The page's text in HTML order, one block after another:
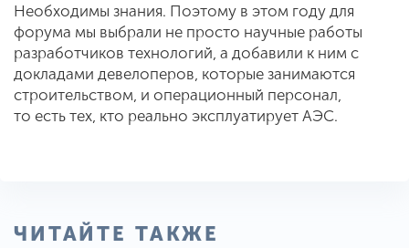
Необходимы знания. Поэтому в этом году для
форума мы выбрали не просто научные работы
разработчиков технологий, а добавили к ним с
докладами девелоперов, которые занимаются
строительством, и операционный персонал,
то есть тех, кто реально эксплуатирует АЭС.
ЧИТАЙТЕ ТАКЖЕ